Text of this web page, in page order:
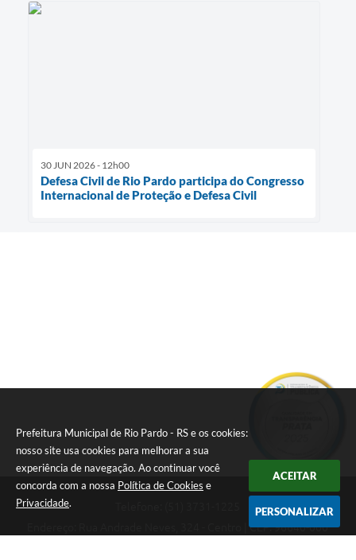
Prefeitura Municipal de Rio Pardo - RS e os cookies:
nosso site usa cookies para melhorar a sua
experiência de navegação. Ao continuar você
concorda com a nossa Política de Cookies e
Privacidade.
ACEITAR
PERSONALIZAR
30 JUN 2026 - 12h00
Defesa Civil de Rio Pardo participa do Congresso
Internacional de Proteção e Defesa Civil
Endereço: Rua Andrade Neves, 324 - Centro | CEP: 96640-000